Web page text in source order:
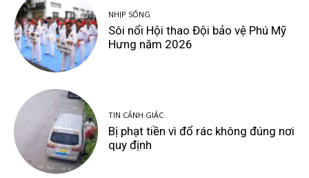
NHỊP SỐNG
Sôi nổi Hội thao Đội bảo vệ Phú Mỹ
Hưng năm 2026
TIN CẢNH GIÁC
Bị phạt tiền vì đổ rác không đúng nơi
quy định